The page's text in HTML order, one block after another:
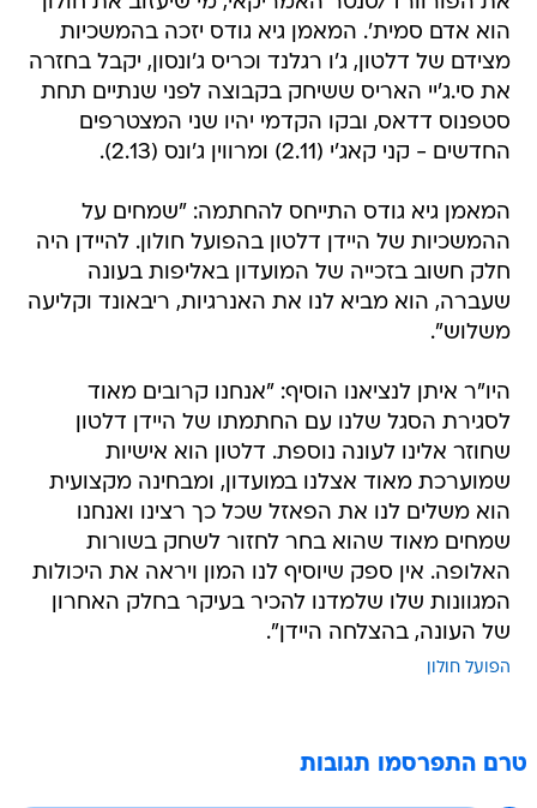
הוא אדם סמית'. המאמן גיא גודס יזכה בהמשכיות
מצידם של דלטון, ג'ו רגלנד וכריס ג'ונסון, יקבל בחזרה
את סי.ג'יי האריס ששיחק בקבוצה לפני שנתיים תחת
סטפנוס דדאס, ובקו הקדמי יהיו שני המצטרפים
החדשים - קני קאג'י (2.11) ומרווין ג'ונס (2.13).
המאמן גיא גודס התייחס להחתמה: "שמחים על
ההמשכיות של היידן דלטון בהפועל חולון. להיידן היה
חלק חשוב בזכייה של המועדון באליפות בעונה
שעברה, הוא מביא לנו את האנרגיות, ריבאונד וקליעה
משלוש".
היו"ר איתן לנציאנו הוסיף: "אנחנו קרובים מאוד
לסגירת הסגל שלנו עם החתמתו של היידן דלטון
שחוזר אלינו לעונה נוספת. דלטון הוא אישיות
שמוערכת מאוד אצלנו במועדון, ומבחינה מקצועית
הוא משלים לנו את הפאזל שכל כך רצינו ואנחנו
שמחים מאוד שהוא בחר לחזור לשחק בשורות
האלופה. אין ספק שיוסיף לנו המון ויראה את היכולות
המגוונות שלו שלמדנו להכיר בעיקר בחלק האחרון
של העונה, בהצלחה היידן".
הפועל חולון
טרם התפרסמו תגובות